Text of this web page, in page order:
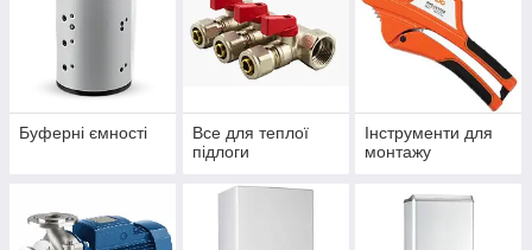
Буферні ємності
Все для теплої
підлоги
Інструменти для
монтажу